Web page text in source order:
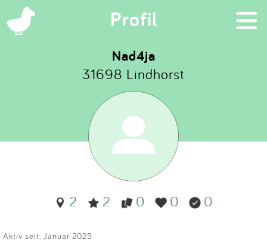
Profil ×
Suchen
Eintragen
App
Blog
Partner
Nad4ja
31698 Lindhorst
2 2 0 0 0
Aktiv seit: Januar 2025